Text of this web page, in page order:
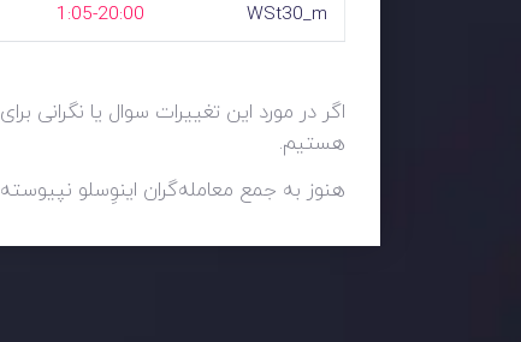
WSt30_m
1:05-20:00
اگر در مورد این تغییرات سوال یا نگرانی
هستیم.
هنوز به جمع معامله‌گران اینوِسلو